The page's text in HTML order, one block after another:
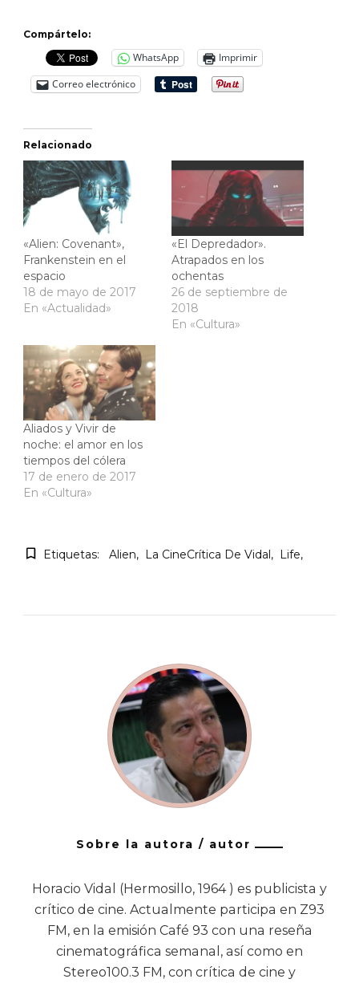
Compártelo:
WhatsApp
Imprimir
Correo electrónico
Relacionado
«Alien: Covenant»,
Frankenstein en el
espacio
18 de mayo de 2017
En «Actualidad»
«El Depredador».
Atrapados en los
ochentas
26 de septiembre de
2018
En «Cultura»
Aliados y Vivir de
noche: el amor en los
tiempos del cólera
17 de enero de 2017
En «Cultura»
Etiquetas: Alien La CineCrítica De Vidal Life
Sobre la autora / autor
Horacio Vidal (Hermosillo, 1964 ) es publicista y
crítico de cine. Actualmente participa en Z93
FM, en la emisión Café 93 con una reseña
cinematográfica semanal, así como en
Stereo100.3 FM, con crítica de cine y